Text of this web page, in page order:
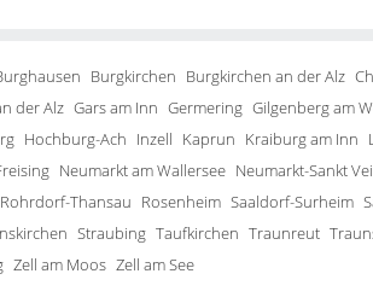
Burgkirchen Burgkirchen an der Alz
der Alz Gars am Inn Germering Gilgenberg am
Hochburg-Ach Inzell Kaprun Kraiburg am Inn
Neumarkt am Wallersee Neumarkt-Sankt
Rohrdorf-Thansau Rosenheim Saaldorf-Surheim
Straubing Taufkirchen Traunreut
Zell am Moos Zell am See